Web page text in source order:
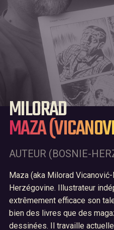
01 Accueil
02 Le
03
04 Nous
MILORAD
MAZA
AUTEUR (BOSNIE-
Maza (aka Milorad
Herzégovine. Illustrateur
extrêmement efficace son
bien des livres que des
dessinées. Il travaille